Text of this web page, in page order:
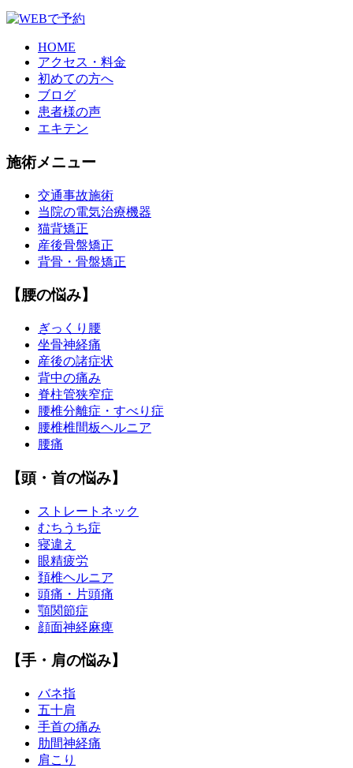
HOME
アクセス・料金
初めての方へ
ブログ
患者様の声
エキテン
施術メニュー
交通事故施術
当院の電気治療機器
猫背矯正
産後骨盤矯正
背骨・骨盤矯正
【腰の悩み】
ぎっくり腰
坐骨神経痛
産後の諸症状
背中の痛み
脊柱管狭窄症
腰椎分離症・すべり症
腰椎椎間板ヘルニア
腰痛
【頭・首の悩み】
ストレートネック
むちうち症
寝違え
眼精疲労
頚椎ヘルニア
頭痛・片頭痛
顎関節症
顔面神経麻痺
【手・肩の悩み】
バネ指
五十肩
手首の痛み
肋間神経痛
肩こり